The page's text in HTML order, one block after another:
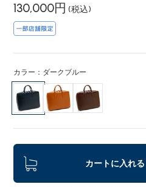
130,000円 (税込)
カラー：ダークブルー
カートに入れる